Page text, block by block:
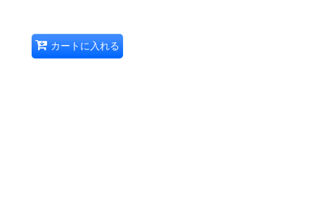
カートに入れる